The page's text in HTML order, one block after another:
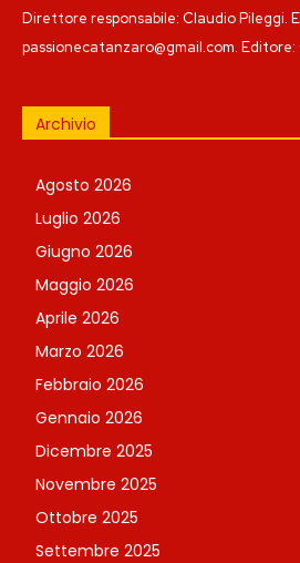
Direttore responsabile: Claudio Pileggi.
passionecatanzaro@gmail.com.
Archivio
Agosto 2026
Luglio 2026
Giugno 2026
Maggio 2026
Aprile 2026
Marzo 2026
Febbraio 2026
Gennaio 2026
Dicembre 2025
Novembre 2025
Ottobre 2025
Settembre 2025